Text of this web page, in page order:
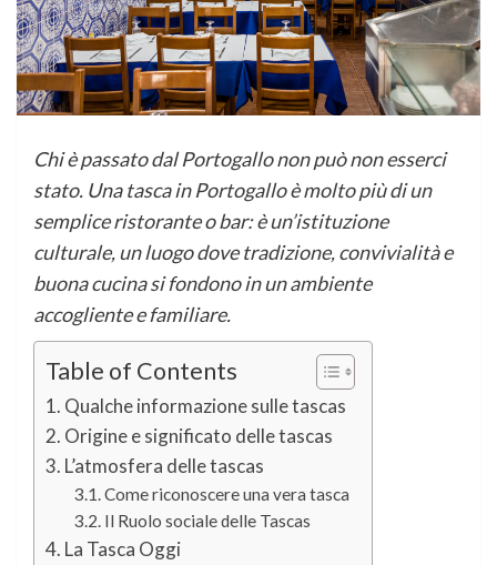
Chi è passato dal Portogallo non può non esserci
stato. Una tasca in Portogallo è molto più di un
semplice ristorante o bar: è un’istituzione
culturale, un luogo dove tradizione, convivialità e
buona cucina si fondono in un ambiente
accogliente e familiare.
Table of Contents
Qualche informazione sulle tascas
Origine e significato delle tascas
L’atmosfera delle tascas
Come riconoscere una vera tasca
Il Ruolo sociale delle Tascas
La Tasca Oggi